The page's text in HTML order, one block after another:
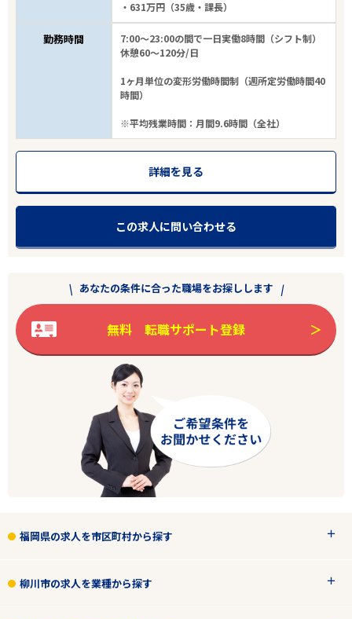
未経験者可
3件
・631万円（35歳・課長）
勤務時間
7:00～23:00の間で一日実働8時間（シフト制）
休憩60～120分/日
1ヶ月単位の変形労働時間制（週所定労働時間40
時間）
※平均残業時間：月間9.6時間（全社）
詳細を見る
この求人に問い合わせる
あなたの条件に合った職場をお探しします
無料 転職サポート登録
福岡県の求人を市区町村から探す
柳川市の求人を業種から探す